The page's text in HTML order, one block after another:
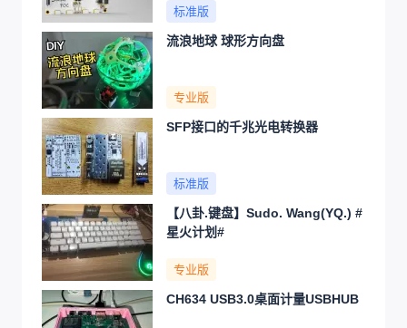
标准版
流浪地球 球形方向盘
专业版
SFP接口的千兆光电转换器
标准版
【八卦.键盘】Sudo. Wang(YQ.) #
星火计划#
专业版
CH634 USB3.0桌面计量USBHUB